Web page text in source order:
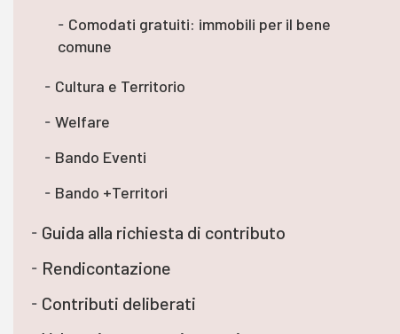
Comodati gratuiti: immobili per il bene
comune
Cultura e Territorio
Welfare
Bando Eventi
Bando +Territori
Guida alla richiesta di contributo
Rendicontazione
Contributi deliberati